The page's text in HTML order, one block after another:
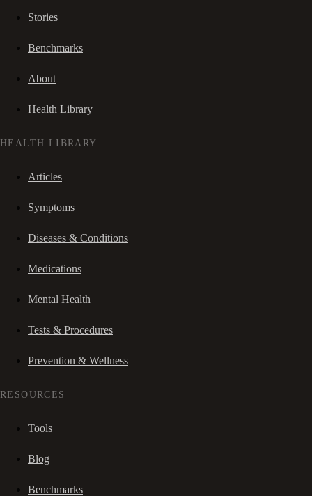
Stories
Benchmarks
About
Health Library
HEALTH LIBRARY
Articles
Symptoms
Diseases & Conditions
Medications
Mental Health
Tests & Procedures
Prevention & Wellness
RESOURCES
Tools
Blog
Benchmarks